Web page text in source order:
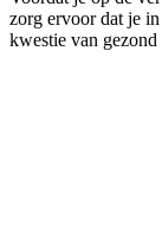
zorg ervoor dat je
kwestie van gezond